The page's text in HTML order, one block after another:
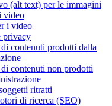
(alt text) per le immagini
video
i video
privacy
contenuti prodotti dalla
contenuti non prodotti
ritratti
di ricerca (SEO)